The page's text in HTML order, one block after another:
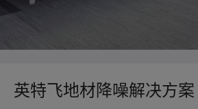
英特飞地材降噪解决方案